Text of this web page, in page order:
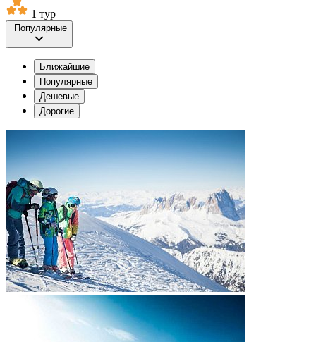
1 тур
Популярные
Ближайшие
Популярные
Дешевые
Дорогие